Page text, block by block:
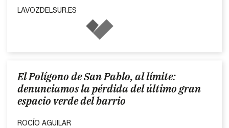
LAVOZDELSUR.ES
El Polígono de San Pablo, al límite:
denunciamos la pérdida del último gran
espacio verde del barrio
ROCÍO AGUILAR